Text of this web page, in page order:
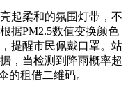
起柔和的氛围灯带，不
据PM2.5数值变换颜色
提醒市民佩戴口罩。站
，当检测到降雨概率超
的租借二维码。